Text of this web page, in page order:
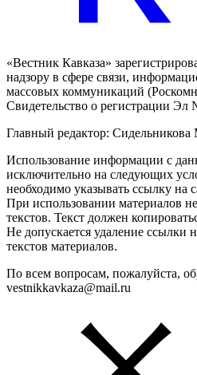
«Вестник Кавказа»
надзору в сфере связи,
массовых коммуникаций
Свидетельство о регистрации
Главный редактор: Сидельникова
Использование информации с
исключительно на следующих
необходимо указывать ссылку на
При использовании материалов
текстов. Текст должен
Не допускается удаление ссылки
текстов материалов.
По всем вопросам, пожалуйста,
vestnikkavkaza@mail.ru